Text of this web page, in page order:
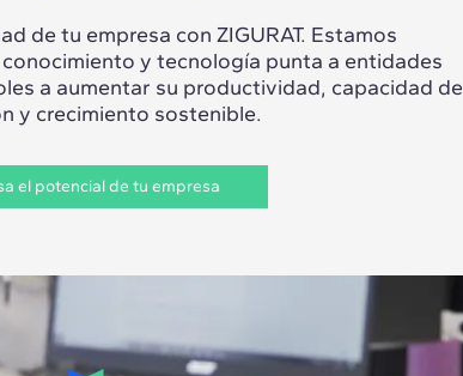
de tu empresa con ZIGURAT. Estamos
y tecnología punta a entidades
a aumentar su productividad, capacidad de
y crecimiento sostenible.
el potencial de tu empresa